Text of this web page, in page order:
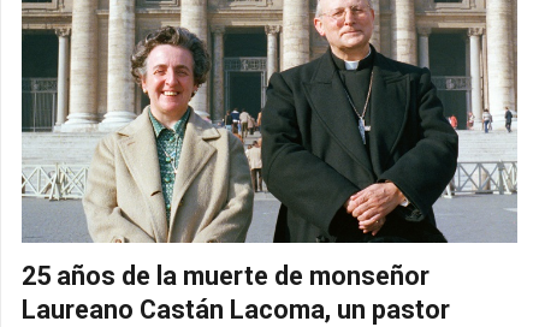
25 años de la muerte de monseñor
Laureano Castán Lacoma, un pastor